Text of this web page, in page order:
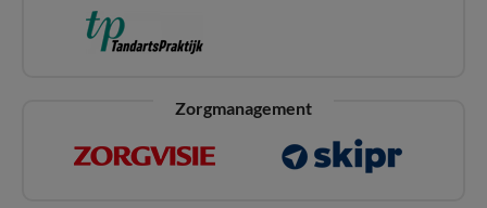
Zorgmanagement